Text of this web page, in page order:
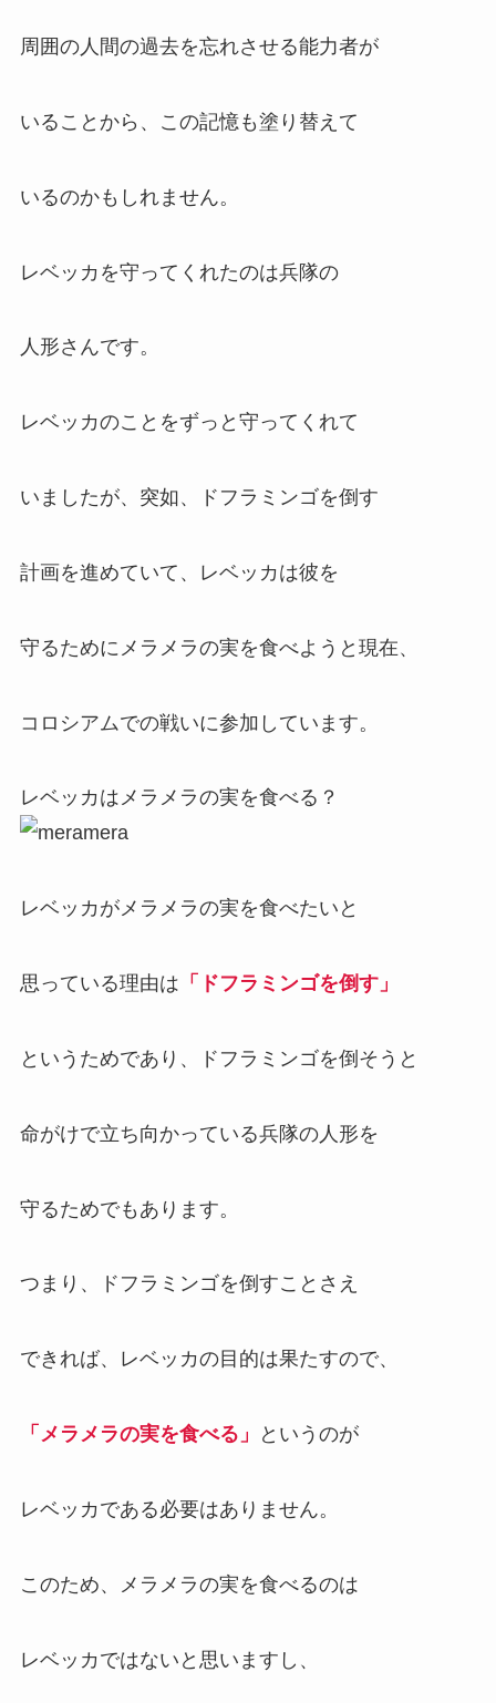
周囲の人間の過去を忘れさせる能力者が
いることから、この記憶も塗り替えて
いるのかもしれません。
レベッカを守ってくれたのは兵隊の
人形さんです。
レベッカのことをずっと守ってくれて
いましたが、突如、ドフラミンゴを倒す
計画を進めていて、レベッカは彼を
守るためにメラメラの実を食べようと現在、
コロシアムでの戦いに参加しています。
レベッカはメラメラの実を食べる？
レベッカがメラメラの実を食べたいと
思っている理由は 「ドフラミンゴを倒す」
というためであり、ドフラミンゴを倒そうと
命がけで立ち向かっている兵隊の人形を
守るためでもあります。
つまり、ドフラミンゴを倒すことさえ
できれば、レベッカの目的は果たすので、
「メラメラの実を食べる」 というのが
レベッカである必要はありません。
このため、メラメラの実を食べるのは
レベッカではないと思いますし、